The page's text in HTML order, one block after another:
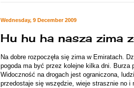
Wednesday, 9 December 2009
Hu hu ha nasza zima
Na dobre rozpoczęła się zima w Emiratach.
pogoda ma być przez kolejne kilka dni.
Widoczność na drogach jest ograniczona,
przedostaje się wszędzie, wieje strasznie no